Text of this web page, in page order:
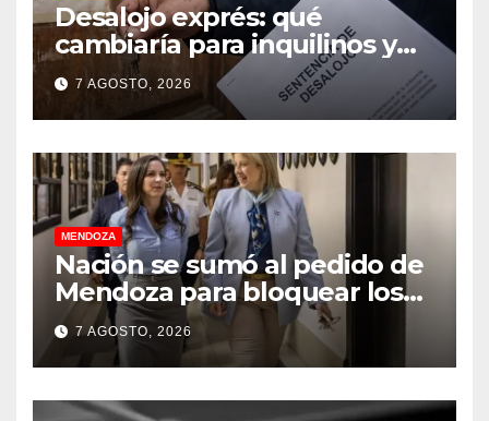
Desalojo exprés: qué
cambiaría para inquilinos y
dueños con el proyecto que
tuvo media sanción en la
Cámara alta
7 AGOSTO, 2026
MENDOZA
Nación se sumó al pedido de
Mendoza para bloquear los
celulares en las cárceles de la
provincia
7 AGOSTO, 2026